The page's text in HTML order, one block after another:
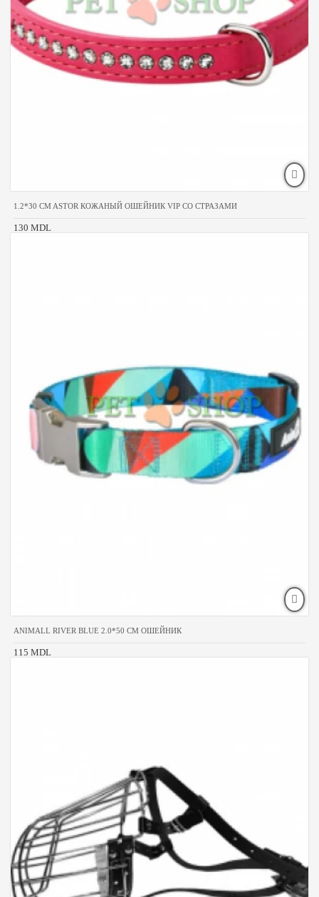
1.2*30 CM ASTOR КОЖАНЫЙ ОШЕЙНИК VIP СО СТРАЗАМИ
130 MDL
ANIMALL RIVER BLUE 2.0*50 CM ОШЕЙНИК
115 MDL